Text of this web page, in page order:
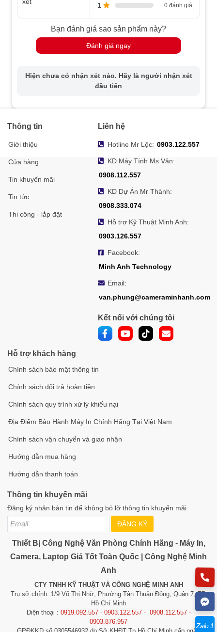
xét
1 0 đánh giá
Bạn đánh giá sao sản phẩm này?
Đánh giá ngay
Hiện chưa có nhận xét nào. Hãy là người nhận xét
đầu tiên
Thông tin
Giới thiệu
Cửa hàng
Tin khuyến mãi
Tin tức
Thi công - lắp đặt
Liên hệ
Hotline Mr Lộc: 0903.122.557
KD Máy Tính Ms Vân:
0908.112.557
KD Dự Án Mr Thành:
0908.333.074
Hỗ trợ Kỹ Thuật Minh Anh:
0903.126.557
Facebook:
Minh Anh Technology
Email:
van.phung@cameraminhanh.com
Kết nối với chúng tôi
Hỗ trợ khách hàng
Chính sách bảo mật thông tin
Chính sách đổi trả hoàn tiền
Chính sách quy trình xử lý khiếu nại
Địa Điểm Bảo Hành Máy In Chính Hãng Tại Việt Nam
Chính sách vận chuyển và giao nhận
Hướng dẫn mua hàng
Hướng dẫn thanh toán
Thông tin khuyến mãi
Đăng ký nhận bản tin để không bỏ lỡ thông tin khuyến mãi
ĐĂNG KÝ
Thiết Bị Công Nghệ Văn Phòng Chính Hãng - Máy In,
Camera, Laptop Giá Tốt Toàn Quốc | Công Nghệ Minh
Anh
CTY TNHH KỸ THUẬT VÀ CÔNG NGHỆ MINH ANH
Trụ sở chính: 1/9 Võ Thị Nhờ, Phường Tân Thuận Đông, Quận 7, TP.
Hồ Chí Minh
Điện thoại : 0919.092.557 - 0903.122.557 - 0908.112.557 -
0903.876.957
Zalo 1